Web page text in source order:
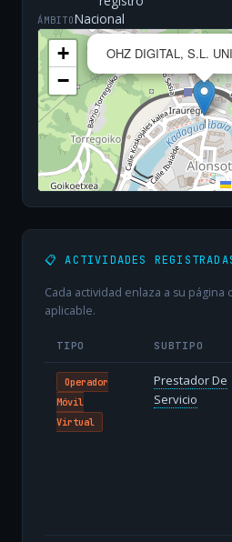
ÁMBITONacional
OHZ DIGITAL, S.L.
+
−
📋 ACTIVIDADES
Cada actividad enlaza a su página
aplicable.
TIPO SUBTIPO
Operador
Móvil
Virtual
Prestador De
Servicio